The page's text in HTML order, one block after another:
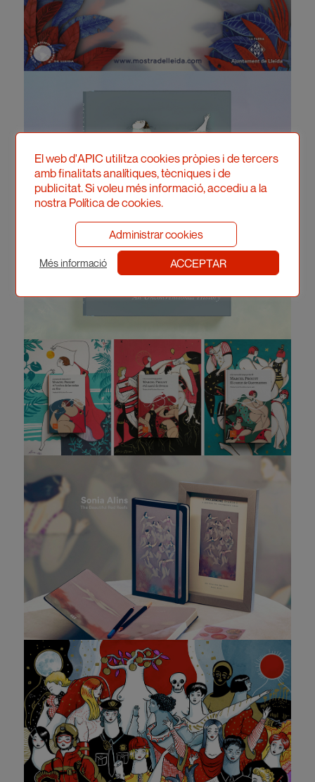
El web d'APIC utilitza cookies pròpies i de tercers
amb finalitats analítiques, tècniques i de
publicitat. Si voleu més informació, accediu a la
nostra Política de cookies.
Administrar cookies
Més informació ACCEPTAR